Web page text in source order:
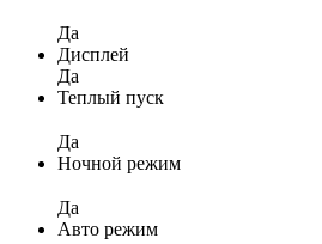
Да
Дисплей
Да
Теплый пуск
Да
Ночной режим
Да
Авто режим